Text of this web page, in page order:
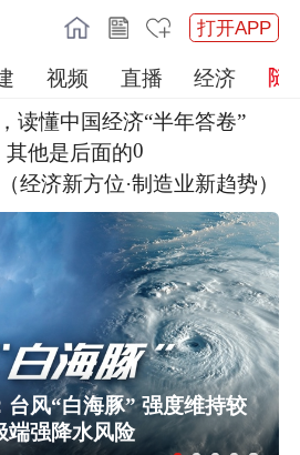
打开APP
视频 直播
经济
读懂中国经济“半年答卷”
其他是后面的0
调度部署防范应对“白海豚”登
台风“白海豚” 强度维持较
端强降水风险
发布伊朗最高领袖视频